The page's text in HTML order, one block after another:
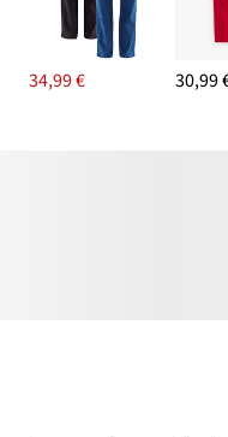
34,99 € 30,99